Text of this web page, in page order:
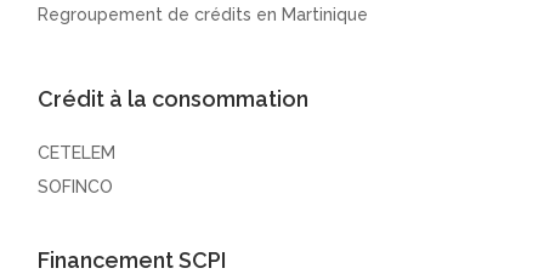
Regroupement de crédits en Martinique
Crédit à la consommation
CETELEM
SOFINCO
Financement SCPI